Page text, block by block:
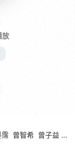
放
霈 曾智希 曾子益 陈